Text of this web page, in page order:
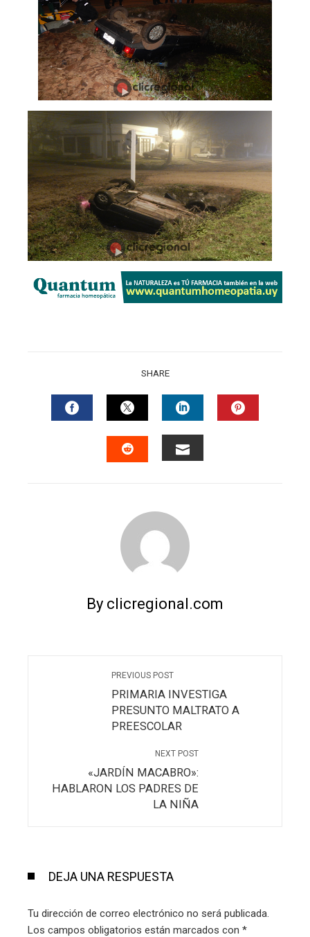
SHARE
FACEBOOKTWITTERLINKEDIN
By clicregional.com
PREVIOUS POST
PRIMARIA INVESTIGA
PRESUNTO MALTRATO A
PREESCOLAR
NEXT POST
«JARDÍN MACABRO»:
HABLARON LOS PADRES DE
LA NIÑA
DEJA UNA RESPUESTA
Tu dirección de correo electrónico no será publicada.
Los campos obligatorios están marcados con *